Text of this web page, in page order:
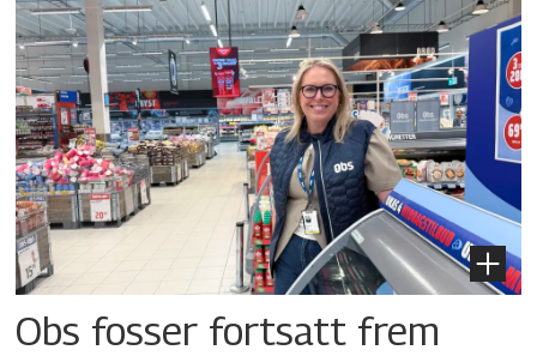
Obs fosser fortsatt frem